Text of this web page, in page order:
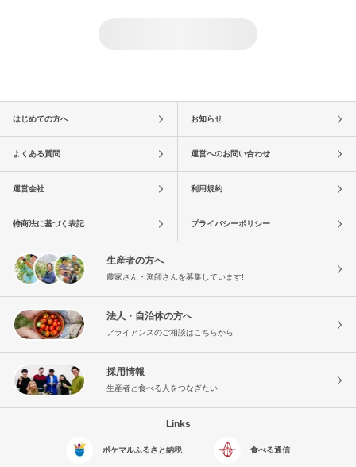
はじめての方へ お知らせ
よくある質問 運営へのお問い合わせ
運営会社 利用規約
特商法に基づく表記 プライバシーポリシー
生産者の方へ
農家さん・漁師さんを募集しています!
法人・自治体の方へ
アライアンスのご相談はこちらから
採用情報
生産者と食べる人をつなぎたい
Links
ポケマルふるさと納税 食べる通信